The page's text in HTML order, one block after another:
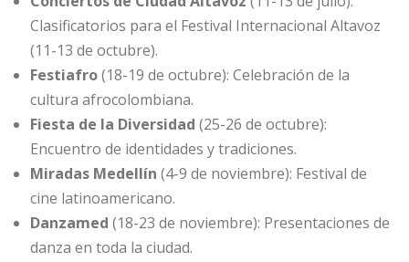
Clasificatorios para el Festival Internacional Altavoz
(11-13 de octubre).
Festiafro(18-19 de octubre): Celebración de la
cultura afrocolombiana.
Fiesta de la Diversidad (25-26 de octubre):
Encuentro de identidades y tradiciones.
Miradas Medellín (4-9 de noviembre): Festival de
cine latinoamericano.
Danzamed (18-23 de noviembre): Presentaciones de
danza en toda la ciudad.